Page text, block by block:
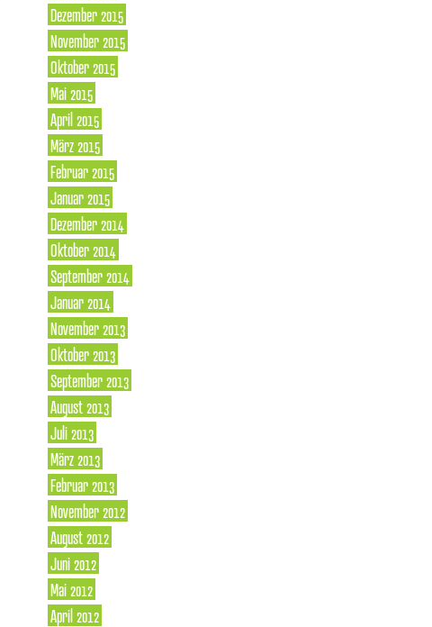
Dezember 2015
November 2015
Oktober 2015
Mai 2015
April 2015
März 2015
Februar 2015
Januar 2015
Dezember 2014
Oktober 2014
September 2014
Januar 2014
November 2013
Oktober 2013
September 2013
August 2013
Juli 2013
März 2013
Februar 2013
November 2012
August 2012
Juni 2012
Mai 2012
April 2012